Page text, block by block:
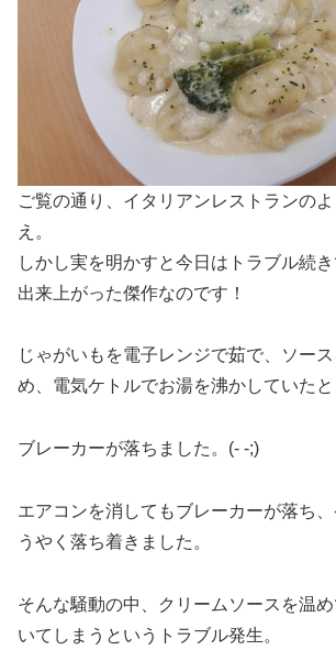
ご覧の通り、イタリアンレストランの
え。
しかし実を明かすと今日はトラブル続
出来上がった傑作なのです！
じゃがいもを電子レンジで茹で、ソー
め、電気ケトルでお湯を沸かしていた
ブレーカーが落ちました。(- -;)
エアコンを消してもブレーカーが落ち
うやく落ち着きました。
そんな騒動の中、クリームソースを温
いてしまうというトラブル発生。